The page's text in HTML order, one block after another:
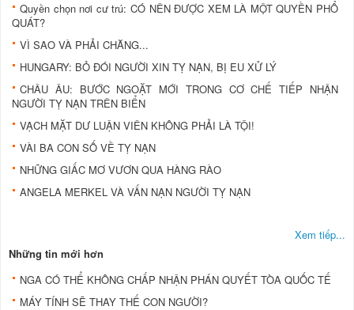
Quyền chọn nơi cư trú: CÓ NÊN ĐƯỢC XEM LÀ MỘT QUYỀN PHỔ
QUÁT?
VÌ SAO VÀ PHẢI CHĂNG...
HUNGARY: BỎ ĐÓI NGƯỜI XIN TỴ NẠN, BỊ EU XỬ LÝ
CHÂU ÂU: BƯỚC NGOẶT MỚI TRONG CƠ CHẾ TIẾP NHẬN
NGƯỜI TỴ NẠN TRÊN BIỂN
VẠCH MẶT DƯ LUẬN VIÊN KHÔNG PHẢI LÀ TỘI!
VÀI BA CON SỐ VỀ TỴ NẠN
NHỮNG GIẤC MƠ VƯƠN QUA HÀNG RÀO
ANGELA MERKEL VÀ VẤN NẠN NGƯỜI TỴ NẠN
Xem tiếp...
Những tin mới hơn
NGA CÓ THỂ KHÔNG CHẤP NHẬN PHÁN QUYẾT TÒA QUỐC TẾ
MÁY TÍNH SẼ THAY THẾ CON NGƯỜI?